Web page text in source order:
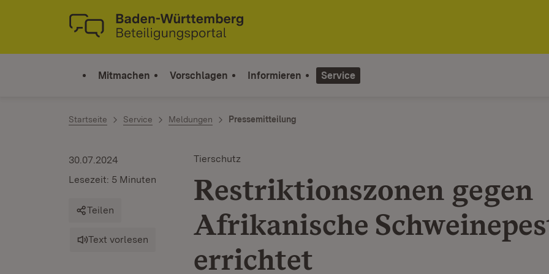
Zum Inhalt springen
Link zur Startseite
Mitmachen Vorschlagen Informieren Service
Startseite Service Meldungen Pressemitteilung
Tierschutz
Restriktionszonen gegen
Afrikanische
errichtet
30.07.2024
Lesezeit: 5 Minuten
Teilen
Text vorlesen